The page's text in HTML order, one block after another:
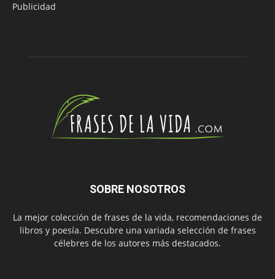
Publicidad
SOBRE NOSOTROS
La mejor colección de frases de la vida, recomendaciones de
libros y poesía. Descubre una variada selección de frases
célebres de los autores más destacados.